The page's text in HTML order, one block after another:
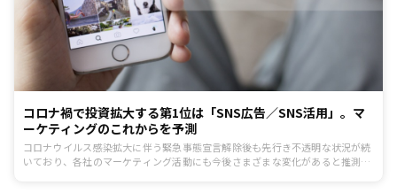
コロナ禍で投資拡大する第1位は「SNS広告／SNS活用」。マ
ーケティングのこれからを予測
コロナウイルス感染拡大に伴う緊急事態宣言解除後も先行き不透明な状況が続
いており、各社のマーケティング活動にも今後さまざまな変化があると推測さ